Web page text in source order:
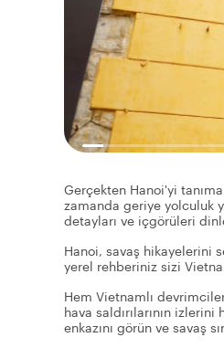
Gerçekten Hanoi'yi
zamanda geriye yolculuk
detayları ve içgörüleri
Hanoi, savaş hikayelerini
yerel rehberiniz sizi
Hem Vietnamlı
hava saldırılarının
enkazını görün ve savaş